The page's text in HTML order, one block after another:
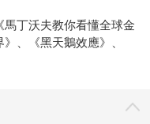
丁沃夫教你看懂全球金
、《黑天鵝效應》、